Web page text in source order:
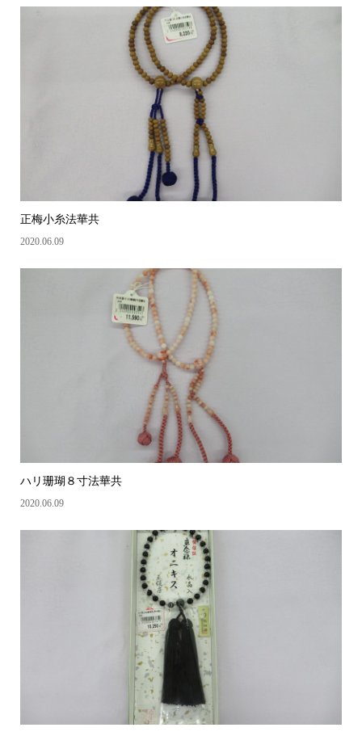
正梅小糸法華共
2020.06.09
ハリ珊瑚８寸法華共
2020.06.09